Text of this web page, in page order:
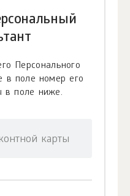
Персонального
в поле номер его
в поле ниже.
карты